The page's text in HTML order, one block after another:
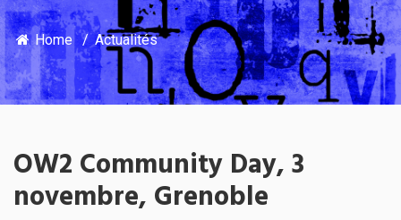
Home Actualités
OW2 Community Day, 3
novembre, Grenoble